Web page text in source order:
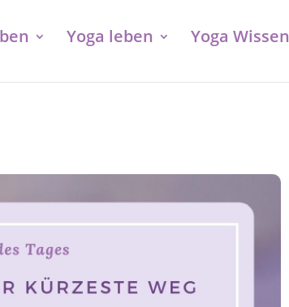
Yoga leben Yoga Wissen